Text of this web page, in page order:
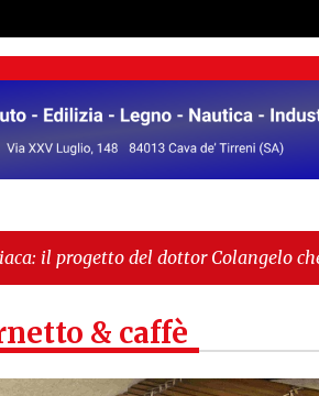
Colangelo che porta la
sindaco Giordano: «Non ci
& caffè